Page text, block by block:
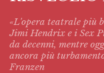
«L'opera teatrale più
Jimi Hendrix e i Sex
da decenni, mentre
ancora più
Franzen